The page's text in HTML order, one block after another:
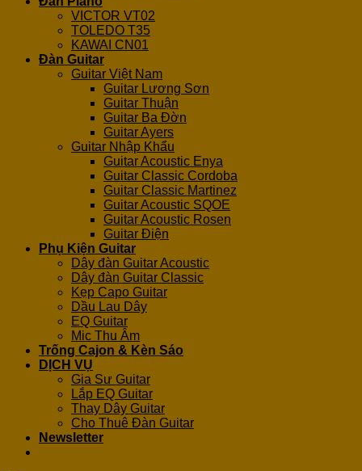
VICTOR VT02
TOLEDO T35
KAWAI CN01
Đàn Guitar
Guitar Việt Nam
Guitar Lương Sơn
Guitar Thuận
Guitar Ba Đờn
Guitar Ayers
Guitar Nhập Khẩu
Guitar Acoustic Enya
Guitar Classic Cordoba
Guitar Classic Martinez
Guitar Acoustic SQOE
Guitar Acoustic Rosen
Guitar Điện
Phụ Kiện Guitar
Dây đàn Guitar Acoustic
Dây đàn Guitar Classic
Kẹp Capo Guitar
Dầu Lau Dây
EQ Guitar
Mic Thu Âm
Trống Cajon & Kèn Sáo
DỊCH VỤ
Gia Sư Guitar
Lắp EQ Guitar
Thay Dây Guitar
Cho Thuê Đàn Guitar
Newsletter